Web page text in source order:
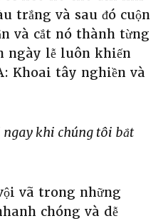
trắng và sau đó cuộn
và cắt nó thành từng
ngày lễ luôn khiến
Khoai tây nghiền và
ngay khi chúng tôi bắt
vã trong những
chóng và dễ